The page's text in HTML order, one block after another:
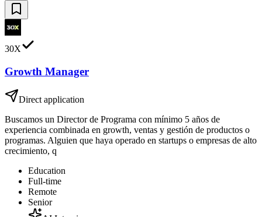
30X
Growth Manager
Direct application
Buscamos un Director de Programa con mínimo 5 años de
experiencia combinada en growth, ventas y gestión de productos o
programas. Alguien que haya operado en startups o empresas de alto
crecimiento, q
Education
Full-time
Remote
Senior